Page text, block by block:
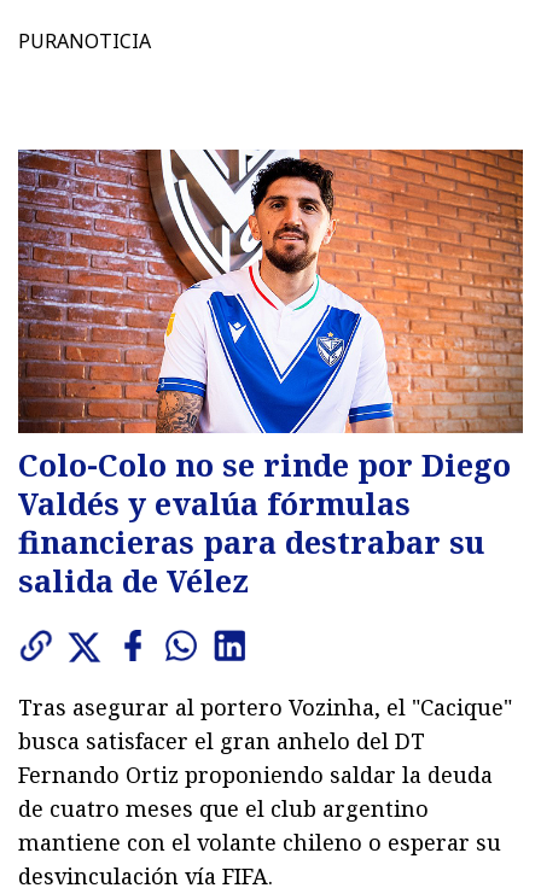
PURANOTICIA
Colo-Colo no se rinde por Diego
Valdés y evalúa fórmulas
financieras para destrabar su
salida de Vélez
Tras asegurar al portero Vozinha, el "Cacique"
busca satisfacer el gran anhelo del DT
Fernando Ortiz proponiendo saldar la deuda
de cuatro meses que el club argentino
mantiene con el volante chileno o esperar su
desvinculación vía FIFA.